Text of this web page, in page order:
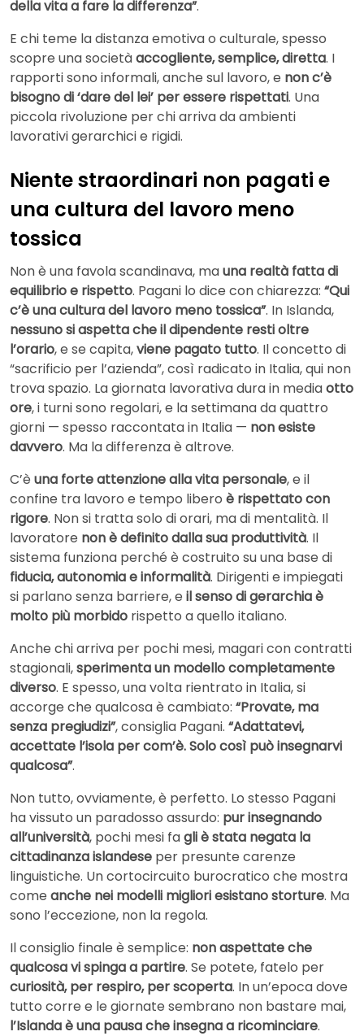
della vita a fare la differenza”.
E chi teme la distanza emotiva o culturale, spesso
scopre una societàaccogliente, semplice, diretta. I
rapporti sono informali, anche sul lavoro, e non c’è
bisogno di ‘dare del lei’ per essere rispettati. Una
piccola rivoluzione per chi arriva da ambienti
lavorativi gerarchici e rigidi.
Niente straordinari non pagati e
una cultura del lavoro meno
tossica
Non è una favola scandinava, mauna realtà fatta di
equilibrio e rispetto. Pagani lo dice con chiarezza: “Qui
c’è una cultura del lavoro meno tossica”. In Islanda,
nessuno si aspetta che il dipendente resti oltre
l’orario, e se capita,viene pagato tutto. Il concetto di
“sacrificio per l’azienda”, così radicato in Italia, qui non
trova spazio. La giornata lavorativa dura in mediaotto
ore, i turni sono regolari, e la settimana da quattro
giorni — spesso raccontata in Italia — non esiste
davvero. Ma la differenza è altrove.
C’è una forte attenzione alla vita personale, e il
confine tra lavoro e tempo libero è rispettato con
rigore. Non si tratta solo di orari, ma di mentalità. Il
lavoratore non è definito dalla sua produttività. Il
sistema funziona perché è costruito su una base di
fiducia, autonomia e informalità. Dirigenti e impiegati
si parlano senza barriere, e il senso di gerarchia è
molto più morbido rispetto a quello italiano.
Anche chi arriva per pochi mesi, magari con contratti
stagionali,sperimenta un modello completamente
diverso. E spesso, una volta rientrato in Italia, si
accorge che qualcosa è cambiato: “Provate, ma
senza pregiudizi”, consiglia Pagani. “Adattatevi,
accettate l’isola per com’è. Solo così può insegnarvi
qualcosa”.
Non tutto, ovviamente, è perfetto. Lo stesso Pagani
ha vissuto un paradosso assurdo: pur insegnando
all’università, pochi mesi fagli è stata negata la
cittadinanza islandese per presunte carenze
linguistiche. Un cortocircuito burocratico che mostra
come anche nei modelli migliori esistano storture. Ma
sono l’eccezione, non la regola.
Il consiglio finale è semplice: non aspettate che
qualcosa vi spinga a partire. Se potete, fatelo per
curiosità, per respiro, per scoperta. In un’epoca dove
tutto corre e le giornate sembrano non bastare mai,
l’Islanda è una pausa che insegna a ricominciare.